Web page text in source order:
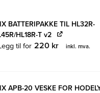
BATTERIPAKKE TIL HL32R-
HL18R-T v2
til for 220 kr inkl. mva.
APB-20 VESKE FOR